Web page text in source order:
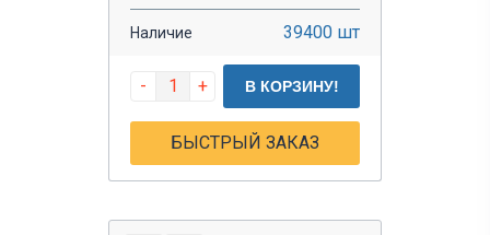
Наличие 39400 шт
- + В КОРЗИНУ!
БЫСТРЫЙ ЗАКАЗ